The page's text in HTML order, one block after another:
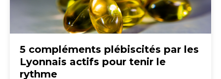
5 compléments plébiscités par les
Lyonnais actifs pour tenir le
rythme